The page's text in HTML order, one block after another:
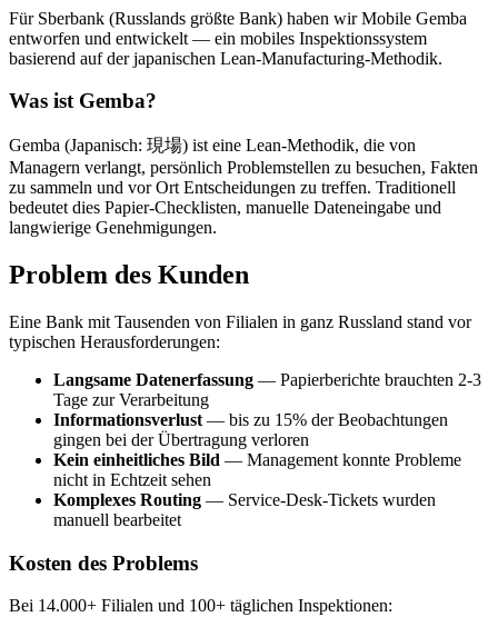
Für Sberbank (Russlands größte Bank) haben wir Mobile Gemba
entworfen und entwickelt — ein mobiles Inspektionssystem
basierend auf der japanischen Lean-Manufacturing-Methodik.
Was ist Gemba?
Gemba (Japanisch: 現場) ist eine Lean-Methodik, die von
Managern verlangt, persönlich Problemstellen zu besuchen, Fakten
zu sammeln und vor Ort Entscheidungen zu treffen. Traditionell
bedeutet dies Papier-Checklisten, manuelle Dateneingabe und
langwierige Genehmigungen.
Problem des Kunden
Eine Bank mit Tausenden von Filialen in ganz Russland stand vor
typischen Herausforderungen:
Langsame Datenerfassung — Papierberichte brauchten 2-3
Tage zur Verarbeitung
Informationsverlust — bis zu 15% der Beobachtungen
gingen bei der Übertragung verloren
Kein einheitliches Bild — Management konnte Probleme
nicht in Echtzeit sehen
Komplexes Routing — Service-Desk-Tickets wurden
manuell bearbeitet
Kosten des Problems
Bei 14.000+ Filialen und 100+ täglichen Inspektionen: